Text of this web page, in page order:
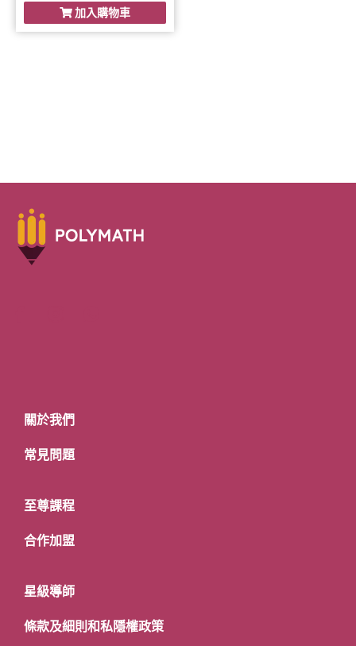
加入購物車
關於我們
常見問題
至尊課程
合作加盟
星級導師
條款及細則和私隱權政策